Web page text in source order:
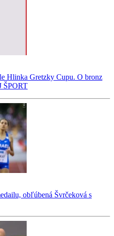
Hlinka Gretzky Cupu. O bronz
ŠPORT
obľúbená Švrčeková s